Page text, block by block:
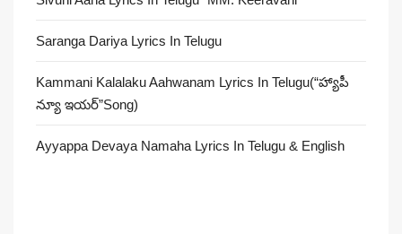
Saranga Dariya Lyrics In Telugu
Kammani Kalalaku Aahwanam Lyrics In Telugu(“హ్యాపీ
న్యూ ఇయర్”Song)
Ayyappa Devaya Namaha Lyrics In Telugu & English